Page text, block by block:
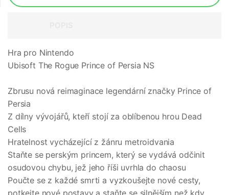
Hra pro Nintendo
Ubisoft The Rogue Prince of Persia NS
Zbrusu nová reimaginace legendární značky Prince of
Persia
Z dílny vývojářů, kteří stojí za oblíbenou hrou Dead
Cells
Hratelnost vycházející z žánru metroidvania
Staňte se perským princem, který se vydává odčinit
osudovou chybu, jež jeho říši uvrhla do chaosu
Poučte se z každé smrti a vyzkoušejte nové cesty,